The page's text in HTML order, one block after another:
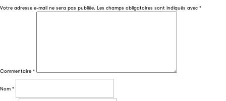
Votre adresse e-mail ne sera pas publiée. Les champs obligatoires sont indiqués avec *
Commentaire *
Nom *
Filéas est une plateforme en ligne destinée à l’ensemble